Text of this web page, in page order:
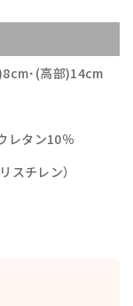
･(高部)14cm
レタン10％
スチレン）